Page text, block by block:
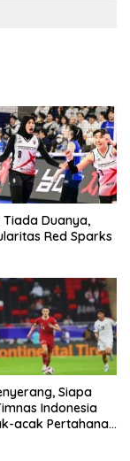
Duanya,
Red Sparks
Siapa
Indonesia
acak Pertahanan